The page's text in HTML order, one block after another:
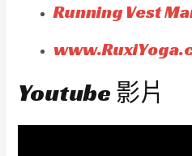
Running Vest
Youtube 影片